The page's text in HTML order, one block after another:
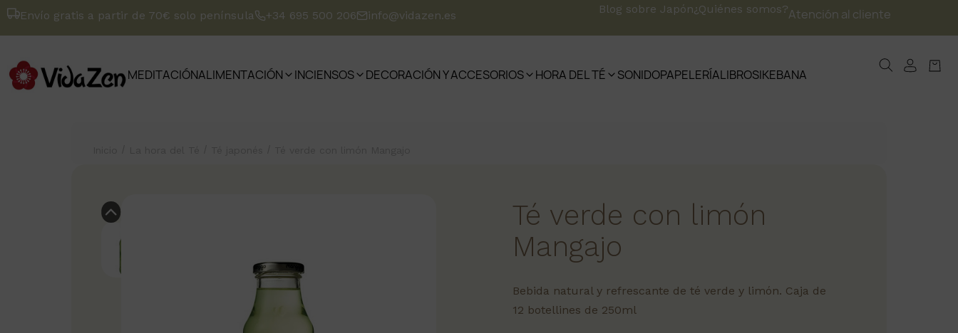
Envío gratis a partir de 70€ solo península +34 695 500 206 info@vidazen.es Blog sobre Japón¿Quiénes somos?Atención al cliente
MEDITACIÓNALIMENTACIÓN INCIENSOS DECORACIÓN Y ACCESORIOS HORA DEL TÉ SONIDOPAPELERÍALIBROSIKEBANA
Té verde con limón
Mangajo
Bebida natural y refrescante de té verde y limón. Caja de
12 botellines de 250ml